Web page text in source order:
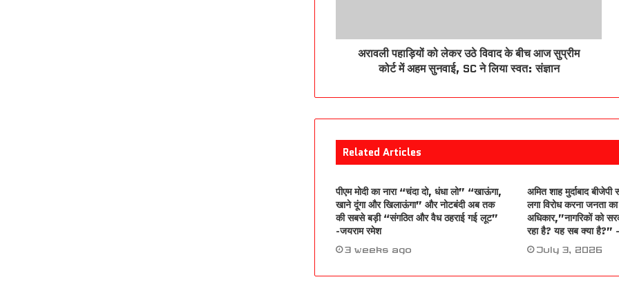
अरावली पहाड़ियों को लेकर उठे विवाद के बीच आज सुप्रीम
कोर्ट में अहम सुनवाई, SC ने लिया स्वत: संज्ञान
Related Articles
पीएम मोदी का नारा “चंदा दो, धंधा लो” “खाऊंगा,
खाने दूंगा और खिलाऊंगा” और नोटबंदी अब तक
की सबसे बड़ी “संगठित और वैध ठहराई गई लूट”
-जयराम रमेश
3 weeks ago
अमित शाह मुर्दाबाद बीजेपी
लगा विरोध करना जनता
अधिकार,”नागरिकों को
रहा है? यह सब क्या है?”
July 3, 2026